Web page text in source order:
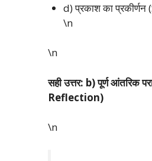
d) प्रकाश का
\n
\n
सही उत्तर: b) पूर्ण आंतरिक
Reflection)
\n